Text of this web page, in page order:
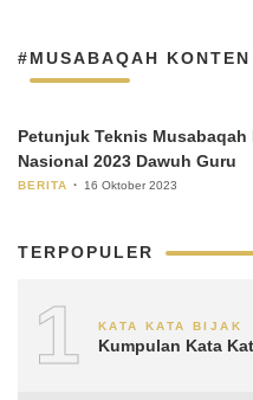
#MUSABAQAH
Petunjuk Teknis
Nasional 2023 Dawuh Guru
BERITA 16 Oktober 2023
TERPOPULER
1 KATA KATA BIJAK
Kumpulan Kata